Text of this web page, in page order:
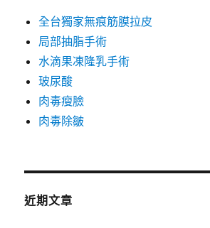
全台獨家無痕筋膜拉皮
局部抽脂手術
水滴果凍隆乳手術
玻尿酸
肉毒瘦臉
肉毒除皺
近期文章